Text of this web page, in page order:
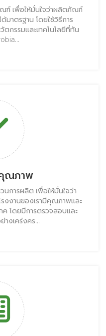
ฑ์ เพื่อให้มั่นใจว่าผลิตภัณฑ์
มาตรฐาน โดยใช้วิธีการ
ตกรรมและเทคโนโลยีที่ทัน
ณภาพ
นการผลิต เพื่อให้มั่นใจว่า
งงานของเรามีคุณภาพและ
โดยมีการตรวจสอบและ
งเคร่งคร...